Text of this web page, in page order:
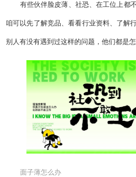
有些伙伴脸皮薄、社恐、在工位上都
咱可以先了解竞品、看看行业资料、了解
别人有没有遇到过这样的问题，他们都是怎
面子薄怎么办